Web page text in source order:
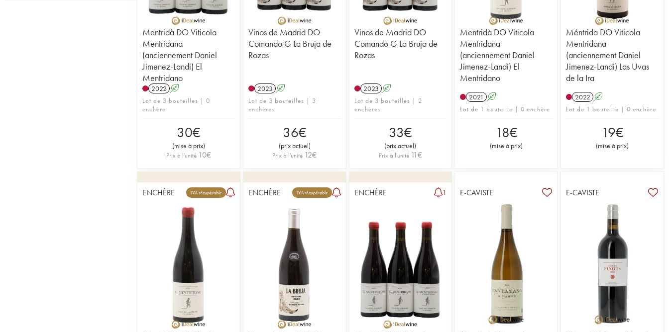
Mentridà DO Viticola
Mentridana
(anciennement Daniel
Jimenez-Landi) El
Mentridano
2022 A
Lot de 3 bouteilles | 0
enchère
30€
(mise à prix)
Prix à l'unité 10€
Vinos de Madrid DO
Comando G La Bruja de
Rozas
2023 A
Lot de 3 bouteilles | 3
enchères
36€
(prix actuel)
Prix à l'unité 12€
Vinos de Madrid DO
Comando G La Bruja de
Rozas
2023 A
Lot de 3 bouteilles | 2
enchères
33€
(prix actuel)
Prix à l'unité 11€
Mentridà DO Viticola
Mentridana
(anciennement Daniel
Jimenez-Landi) El
Mentridano
2021 A
Lot de 1 bouteille | 0 enchère
18€
(mise à prix)
Méntrida DO Viticola
Mentridana
(anciennement Daniel
Jimenez-Landi) Las Uvas
de la Ira
2022 A
Lot de 1 bouteille | 0 enchère
19€
(mise à prix)
ENCHÈRE TVA récupérable ENCHÈRE TVA récupérable ENCHÈRE 1 E-CAVISTE E-CAVISTE